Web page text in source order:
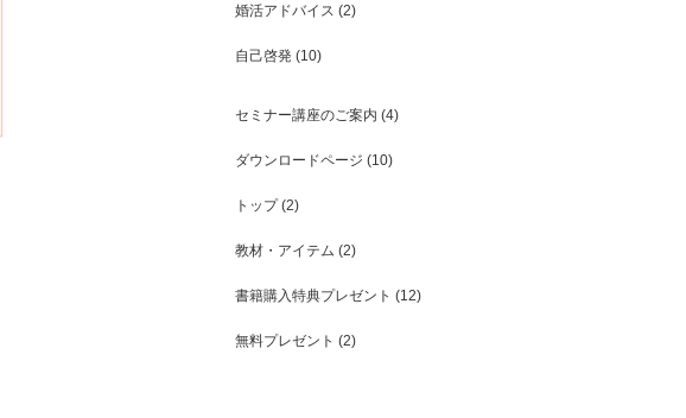
婚活アドバイス (2)
自己啓発 (10)
セミナー講座のご案内 (4)
ダウンロードページ (10)
トップ(2)
教材・アイテム (2)
書籍購入特典プレゼント (12)
無料プレゼント (2)